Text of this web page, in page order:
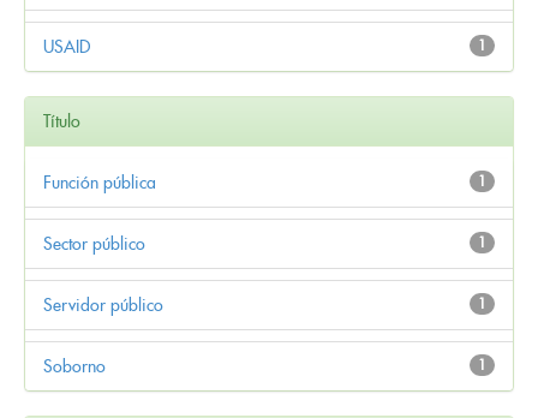
1
USAID
Título
1
Función pública
1
Sector público
1
Servidor público
1
Soborno